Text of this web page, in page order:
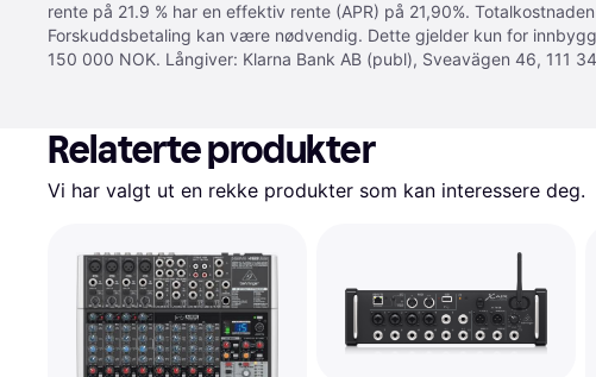
rente på 21.9 % har en effektiv rente (APR) på 21,90%.
Forskuddsbetaling kan være nødvendig. Dette gjelder kun for
150 000 NOK. Långiver: Klarna Bank AB (publ), Sveavägen 46, 111
Relaterte produkter
Vi har valgt ut en rekke produkter som kan interessere deg.